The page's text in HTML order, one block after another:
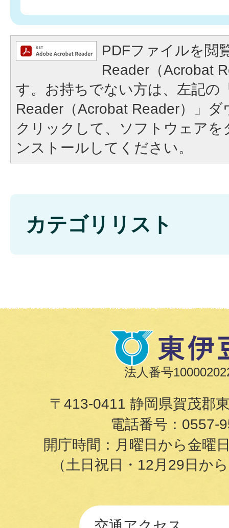
PDFファイルを閲
Reader（Acrobat
す。お持ちでない方は、左記の
Reader（Acrobat Reader）」
クリックして、ソフトウェア
ンストールしてください。
カテゴリリスト
法人番号
〒413-0411 静岡県賀茂郡
電話番号： 0557-
開庁時間：月曜日から金曜
（土日祝日・12月29日か